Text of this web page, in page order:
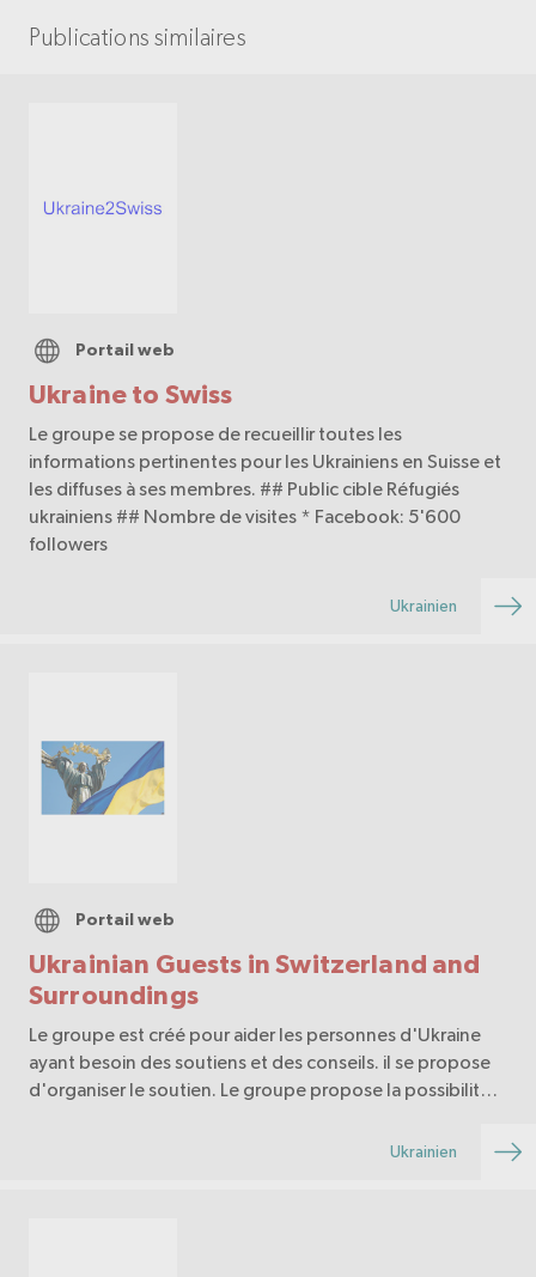
Publications similaires
Ukraine to Swiss
Portail web
Le groupe se propose de recueillir toutes les
informations pertinentes pour les Ukrainiens en Suisse et
les diffuses à ses membres. ## Public cible Réfugiés
ukrainiens ## Nombre de visites * Facebook: 5'600
followers
Ukrainien
Ukrainian Guests in Switzerland and
Surroundings
Portail web
Le groupe est créé pour aider les personnes d'Ukraine
ayant besoin des soutiens et des conseils. il se propose
d'organiser le soutien. Le groupe propose la possibilité
Ukrainien